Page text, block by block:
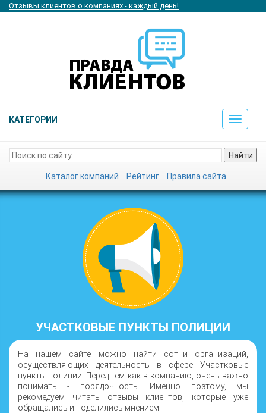
Отзывы клиентов о компаниях - каждый день!
КАТЕГОРИИ
Toggle
Найти
Каталог компаний Рейтинг Правила сайта
УЧАСТКОВЫЕ ПУНКТЫ ПОЛИЦИИ
На нашем сайте можно найти сотни организаций,
осуществляющих деятельность в сфере Участковые
пункты полиции. Перед тем как в компанию, очень важно
понимать - порядочность. Именно поэтому, мы
рекомедуем читать отзывы клиентов, которые уже
обращались и поделились мнением.